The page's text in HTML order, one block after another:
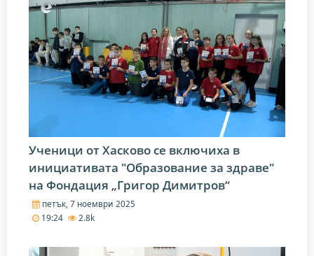
Ученици от Хасково се включиха в
инициативата "Образование за здраве"
на Фондация „Григор Димитров“
петък, 7 ноември 2025
19:24
2.8k